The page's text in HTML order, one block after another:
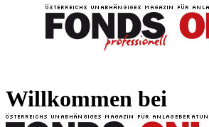
Willkommen bei